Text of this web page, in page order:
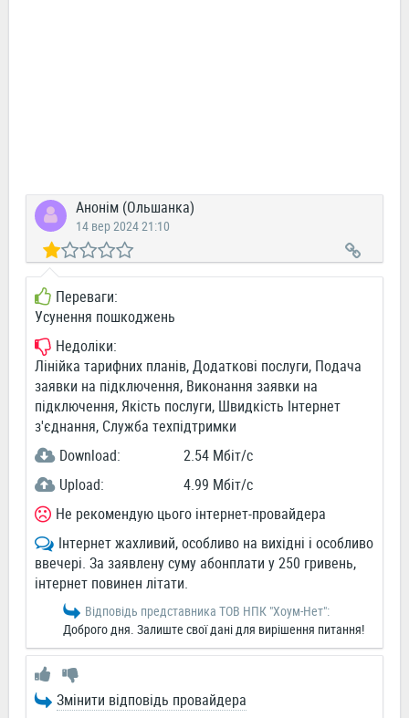
Анонім (Ольшанка)
14 вер 2024 21:10
Переваги:
Усунення пошкоджень
Недоліки:
Лінійка тарифних планів, Додаткові послуги, Подача
заявки на підключення, Виконання заявки на
підключення, Якість послуги, Швидкість Інтернет
з'єднання, Служба техпідтримки
Download:
2.54 Мбіт/c
Upload:
4.99 Мбіт/c
Не рекомендую цього інтернет-провайдера
Інтернет жахливий, особливо на вихідні і особливо
ввечері. За заявлену суму абонплати у 250 гривень,
інтернет повинен літати.
Відповідь представника ТОВ НПК "Хоум-Нет":
Доброго дня. Залиште свої дані для вирішення питання!
Змінити відповідь провайдера